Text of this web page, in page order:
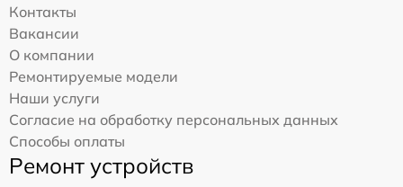
Контакты
Вакансии
О компании
Ремонтируемые модели
Наши услуги
Согласие на обработку персональных данных
Способы оплаты
Ремонт устройств